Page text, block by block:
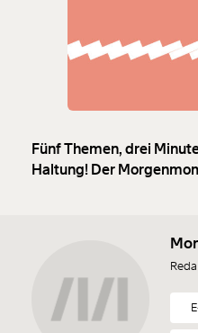
Fünf Themen, drei
Haltung! Der